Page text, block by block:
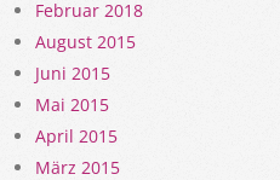
Februar 2018
August 2015
Juni 2015
Mai 2015
April 2015
März 2015